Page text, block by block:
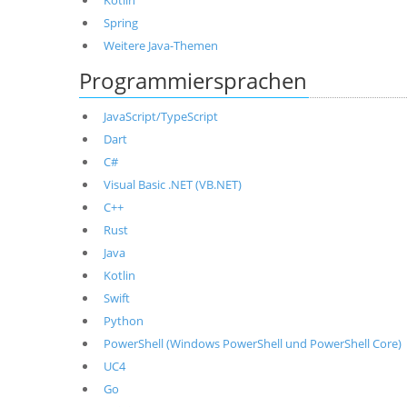
Spring
Weitere Java-Themen
Programmiersprachen
JavaScript/TypeScript
Dart
C#
Visual Basic .NET (VB.NET)
C++
Rust
Java
Kotlin
Swift
Python
PowerShell (Windows PowerShell und PowerShell Core)
UC4
Go